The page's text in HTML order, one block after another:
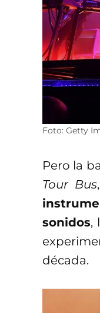
Foto: Getty
Pero la
Tour Bus
sonidos,
década.